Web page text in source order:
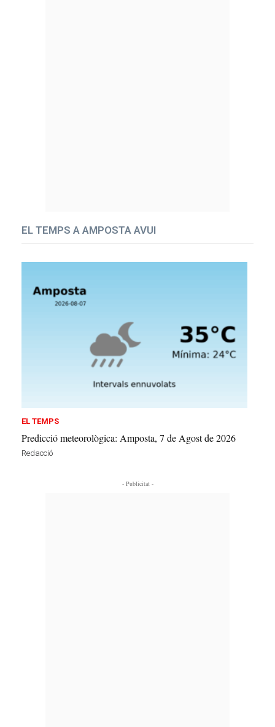
EL TEMPS A AMPOSTA AVUI
EL TEMPS
Predicció meteorològica: Amposta, 7 de Agost de 2026
Redacció
- Publicitat -